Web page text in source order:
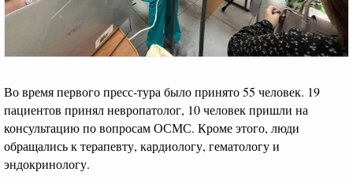
Во время первого пресс-тура было принято 55 человек. 19
пациентов принял невропатолог, 10 человек пришли на
консультацию по вопросам ОСМС. Кроме этого, люди
обращались к терапевту, кардиологу, гематологу и
эндокринологу.